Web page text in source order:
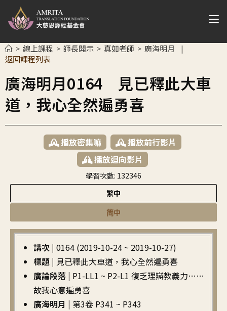
> 線上課程 > 師長開示 > 真如老師 > 廣海明月 |
返回課程列表
廣海明月0164 見已釋此大車
道，我心全然遍勇喜
播放密集嘛
播放前行影片
播放迴向影片
學習次數: 132346
繁中
简中
講次 | 0164 (2019-10-24 ~ 2019-10-27)
標題 | 見已釋此大車道，我心全然遍勇喜
廣論段落 | P1-LL1 ~ P2-L1 復乏理辯教義力……
故我心意遍勇喜
廣海明月 | 第3卷 P341 ~ P343